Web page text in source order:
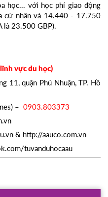
học... với học phí giao động
cử nhân và 14.440 - 17.750
là 23.500 GBP).
vực du học)
11, quận Phú Nhuận, TP. Hồ
– 0903.803373
& http://aauco.com.vn
tuvanduhocaau